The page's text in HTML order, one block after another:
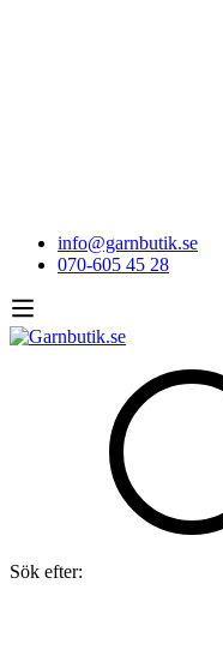
info@garnbutik.se
070-605 45 28
Sök efter: